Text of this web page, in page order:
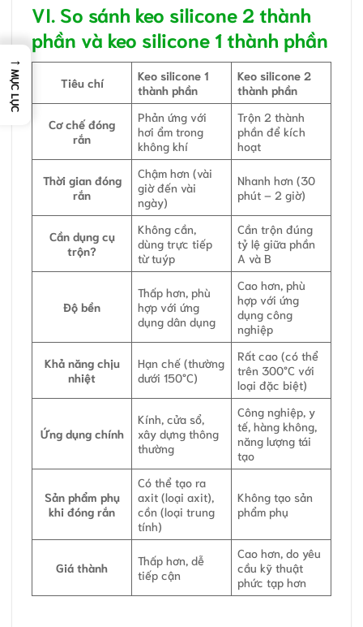
VI. So sánh keo silicone 2 thành
phần và keo silicone 1 thành phần
Tiêu chí
Keo silicone 1
thành phần
Keo silicone 2
thành phần
Cơ chế đóng
rắn
Phản ứng với
hơi ẩm trong
không khí
Trộn 2 thành
phần để kích
hoạt
Thời gian đóng
rắn
Chậm hơn (vài
giờ đến vài
ngày)
Nhanh hơn (30
phút – 2 giờ)
Cần dụng cụ
trộn?
Không cần,
dùng trực tiếp
từ tuýp
Cần trộn đúng
tỷ lệ giữa phần
A và B
Độ bền
Thấp hơn, phù
hợp với ứng
dụng dân dụng
Cao hơn, phù
hợp với ứng
dụng công
nghiệp
Khả năng chịu
nhiệt
Hạn chế (thường
dưới 150°C)
Rất cao (có thể
trên 300°C với
loại đặc biệt)
Ứng dụng chính
Kính, cửa sổ,
xây dựng thông
thường
Công nghiệp, y
tế, hàng không,
năng lượng tái
tạo
Sản phẩm phụ
khi đóng rắn
Có thể tạo ra
axit (loại axit),
cồn (loại trung
tính)
Không tạo sản
phẩm phụ
Giá thành
Thấp hơn, dễ
tiếp cận
Cao hơn, do yêu
cầu kỹ thuật
phức tạp hơn
→
MỤC LỤC